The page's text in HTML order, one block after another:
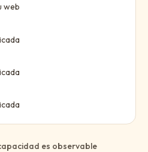
web
es observable